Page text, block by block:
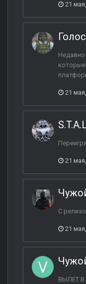
21
Недавно
21
21
С
21
ВЫЛЕТ В